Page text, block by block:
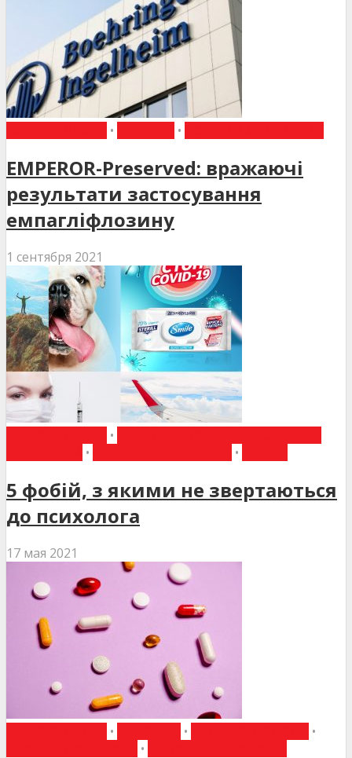
• •
EMPEROR-Preserved: вражаючі
результати застосування
емпагліфлозину
1 сентября 2021
•
• •
5 фобій, з якими не звертаються
до психолога
17 мая 2021
• •
•
•